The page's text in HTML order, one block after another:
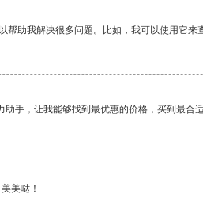
帮助我解决很多问题。比如，我可以使用它来
手，让我能够找到最优惠的价格，买到最合适
美哒！